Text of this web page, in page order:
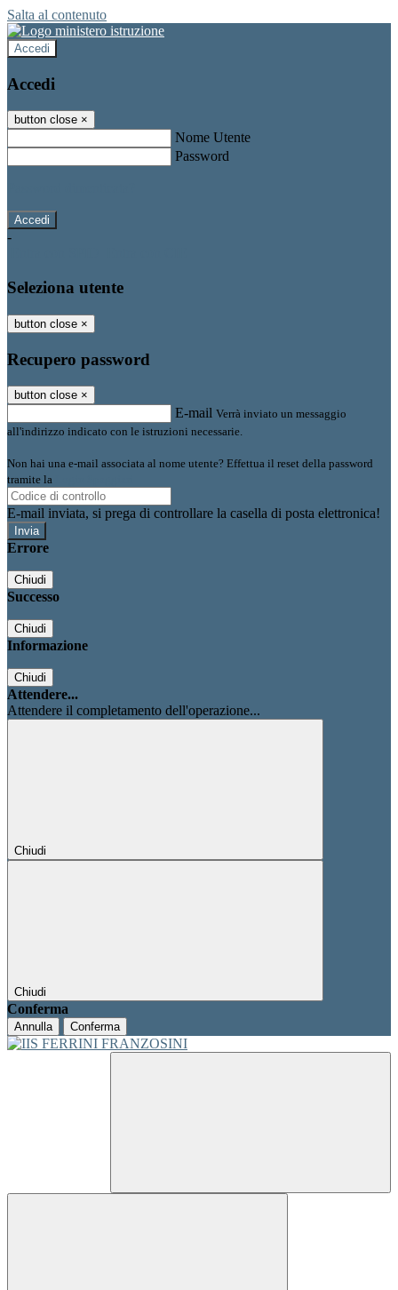
Salta al contenuto
Accedi
Accedi
button close ×
Nome Utente
Password
-
Seleziona utente
button close ×
Recupero password
button close ×
E-mail Verrà inviato un messaggio
all'indirizzo indicato con le istruzioni necessarie.
Non hai una e-mail associata al nome utente? Effettua il reset della password
tramite la
E-mail inviata, si prega di controllare la casella di posta elettronica!
Errore
Chiudi
Successo
Chiudi
Informazione
Chiudi
Attendere...
Attendere il completamento dell'operazione...
Chiudi
Chiudi
Conferma
Annulla Conferma